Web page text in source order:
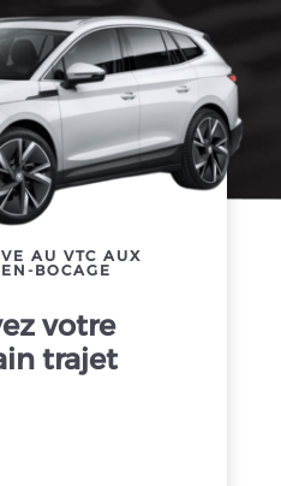
AU VTC AUX
BOCAGE
votre
trajet